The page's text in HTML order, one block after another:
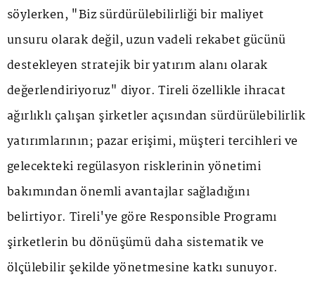
söylerken, "Biz sürdürülebilirliği bir maliyet
unsuru olarak değil, uzun vadeli rekabet gücünü
destekleyen stratejik bir yatırım alanı olarak
değerlendiriyoruz" diyor. Tireli özellikle ihracat
ağırlıklı çalışan şirketler açısından sürdürülebilirlik
yatırımlarının; pazar erişimi, müşteri tercihleri ve
gelecekteki regülasyon risklerinin yönetimi
bakımından önemli avantajlar sağladığını
belirtiyor. Tireli'ye göre Responsible Programı
şirketlerin bu dönüşümü daha sistematik ve
ölçülebilir şekilde yönetmesine katkı sunuyor.